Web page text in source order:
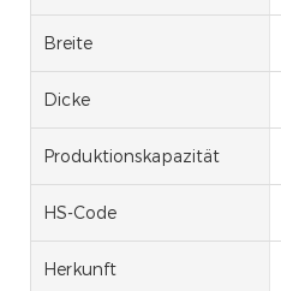
Breite
Dicke
Produktionskapazität
HS-Code
Herkunft